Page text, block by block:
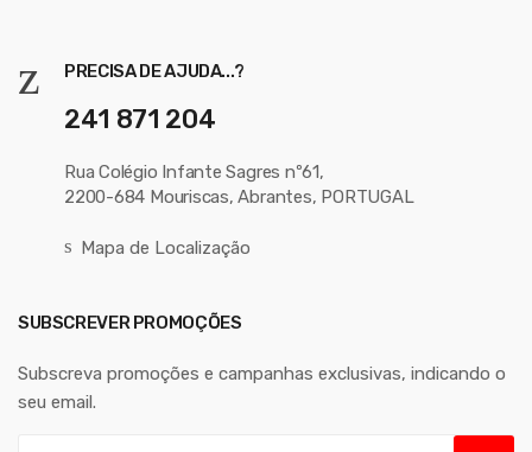
PRECISA DE AJUDA...?
241 871 204
Rua Colégio Infante Sagres nº61,
2200-684 Mouriscas, Abrantes, PORTUGAL
Mapa de Localização
SUBSCREVER PROMOÇÕES
Subscreva promoções e campanhas exclusivas, indicando o
seu email.